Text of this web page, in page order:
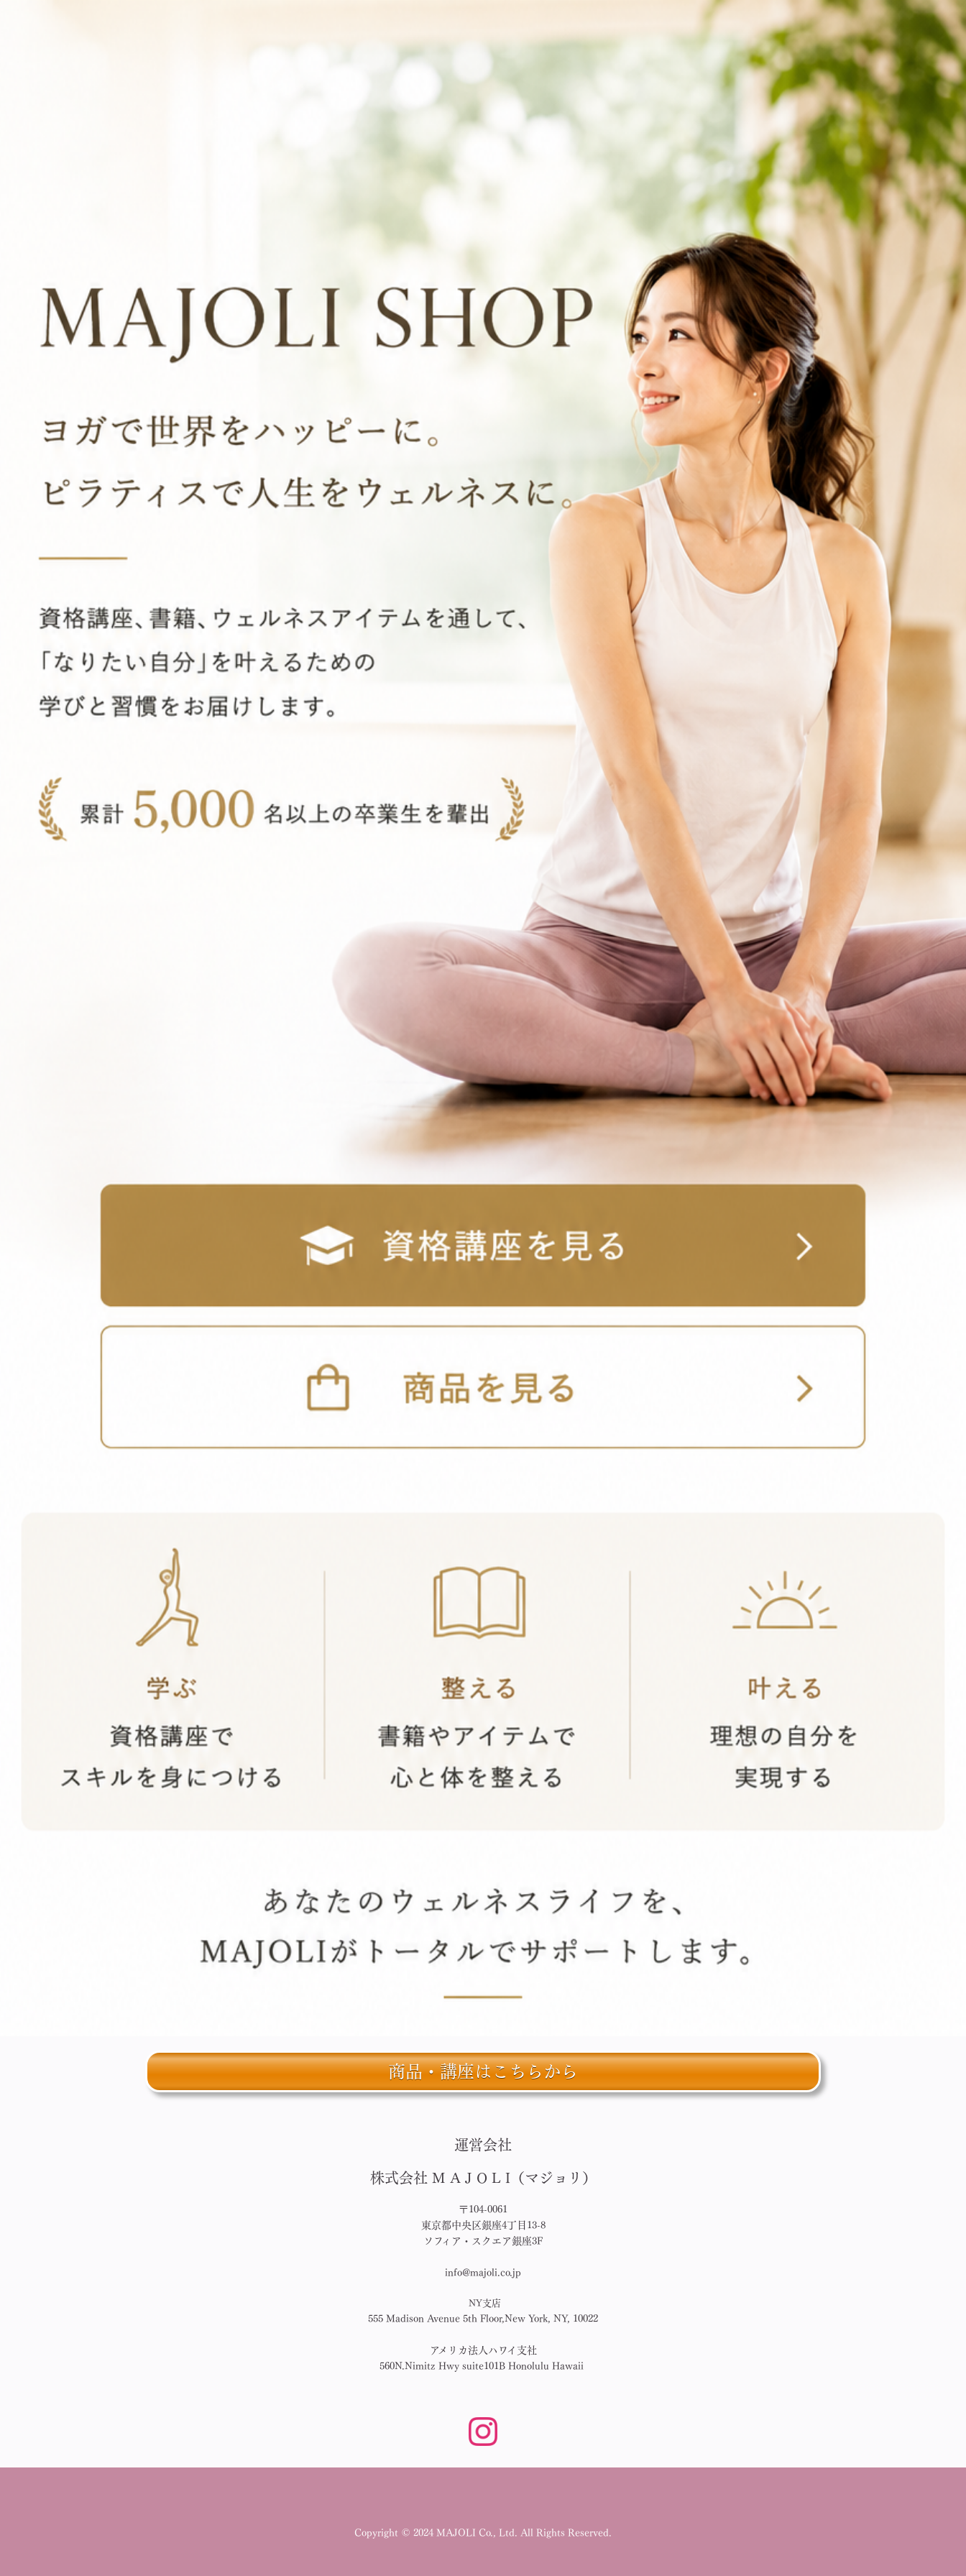
商品・講座はこちらから
運営会社
株式会社 M A J O L I（マジョリ）
〒104-0061
東京都中央区銀座4丁目13-8
ソフィア・スクエア銀座3F
info@majoli.co.jp
NY支店
555 Madison Avenue 5th Floor,New York, NY, 10022
アメリカ法人ハワイ支社
560N.Nimitz Hwy suite101B Honolulu Hawaii
Copyright © 2024 MAJOLI Co., Ltd. All Rights Reserved.